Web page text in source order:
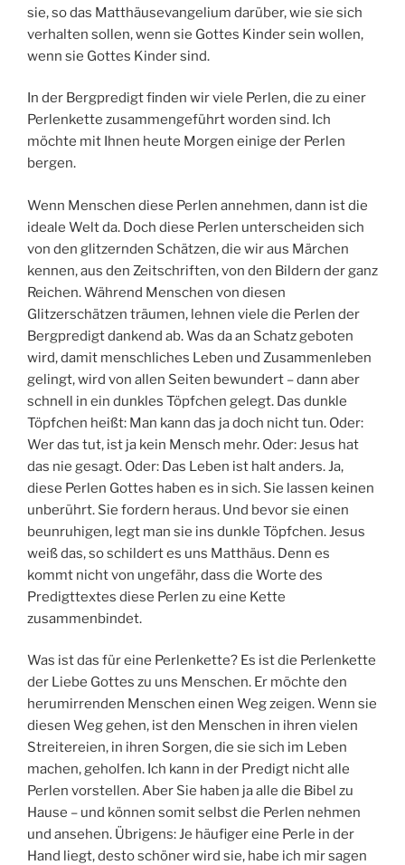
sie, so das Matthäusevangelium darüber, wie sie sich
verhalten sollen, wenn sie Gottes Kinder sein wollen,
wenn sie Gottes Kinder sind.
In der Bergpredigt finden wir viele Perlen, die zu einer
Perlenkette zusammengeführt worden sind. Ich
möchte mit Ihnen heute Morgen einige der Perlen
bergen.
Wenn Menschen diese Perlen annehmen, dann ist die
ideale Welt da. Doch diese Perlen unterscheiden sich
von den glitzernden Schätzen, die wir aus Märchen
kennen, aus den Zeitschriften, von den Bildern der ganz
Reichen. Während Menschen von diesen
Glitzerschätzen träumen, lehnen viele die Perlen der
Bergpredigt dankend ab. Was da an Schatz geboten
wird, damit menschliches Leben und Zusammenleben
gelingt, wird von allen Seiten bewundert – dann aber
schnell in ein dunkles Töpfchen gelegt. Das dunkle
Töpfchen heißt: Man kann das ja doch nicht tun. Oder:
Wer das tut, ist ja kein Mensch mehr. Oder: Jesus hat
das nie gesagt. Oder: Das Leben ist halt anders. Ja,
diese Perlen Gottes haben es in sich. Sie lassen keinen
unberührt. Sie fordern heraus. Und bevor sie einen
beunruhigen, legt man sie ins dunkle Töpfchen. Jesus
weiß das, so schildert es uns Matthäus. Denn es
kommt nicht von ungefähr, dass die Worte des
Predigttextes diese Perlen zu eine Kette
zusammenbindet.
Was ist das für eine Perlenkette? Es ist die Perlenkette
der Liebe Gottes zu uns Menschen. Er möchte den
herumirrenden Menschen einen Weg zeigen. Wenn sie
diesen Weg gehen, ist den Menschen in ihren vielen
Streitereien, in ihren Sorgen, die sie sich im Leben
machen, geholfen. Ich kann in der Predigt nicht alle
Perlen vorstellen. Aber Sie haben ja alle die Bibel zu
Hause – und können somit selbst die Perlen nehmen
und ansehen. Übrigens: Je häufiger eine Perle in der
Hand liegt, desto schöner wird sie, habe ich mir sagen